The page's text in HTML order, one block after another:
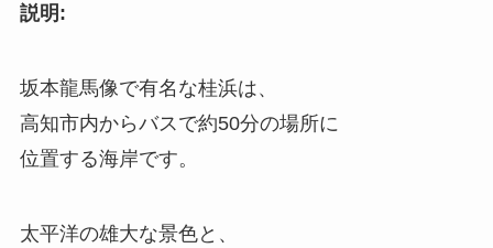
説明:
坂本龍馬像で有名な桂浜は、
高知市内からバスで約50分の場所に
位置する海岸です。
太平洋の雄大な景色と、